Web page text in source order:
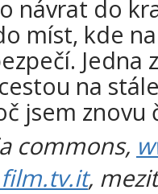
návrat do
míst, kde
Jedna
na
jsem znovu
commons,
,